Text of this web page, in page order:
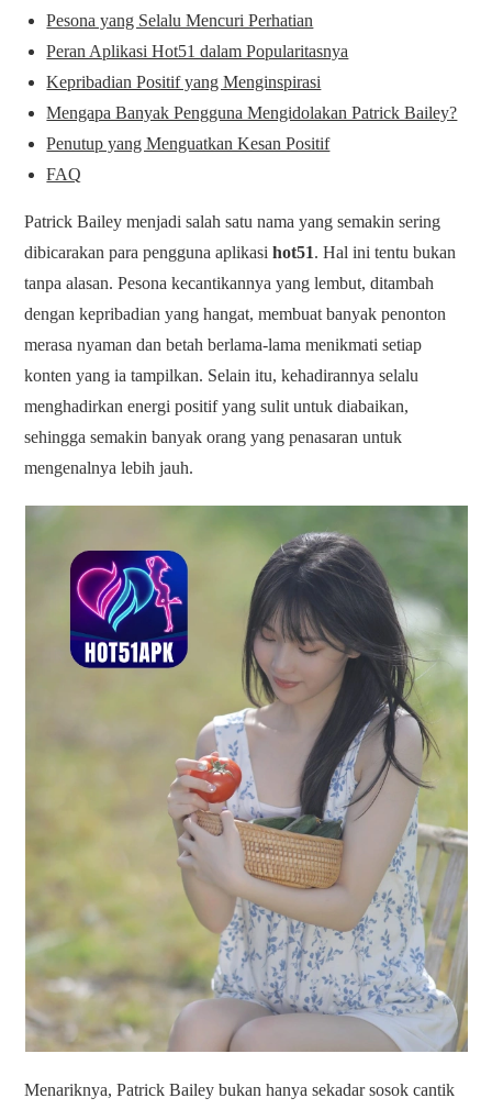
Pesona yang Selalu Mencuri Perhatian
Peran Aplikasi Hot51 dalam Popularitasnya
Kepribadian Positif yang Menginspirasi
Mengapa Banyak Pengguna Mengidolakan Patrick Bailey?
Penutup yang Menguatkan Kesan Positif
FAQ
Patrick Bailey menjadi salah satu nama yang semakin sering
dibicarakan para pengguna aplikasihot51. Hal ini tentu bukan
tanpa alasan. Pesona kecantikannya yang lembut, ditambah
dengan kepribadian yang hangat, membuat banyak penonton
merasa nyaman dan betah berlama-lama menikmati setiap
konten yang ia tampilkan. Selain itu, kehadirannya selalu
menghadirkan energi positif yang sulit untuk diabaikan,
sehingga semakin banyak orang yang penasaran untuk
mengenalnya lebih jauh.
Menariknya, Patrick Bailey bukan hanya sekadar sosok cantik